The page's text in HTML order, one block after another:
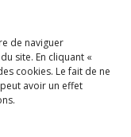
de naviguer
site. En cliquant «
cookies. Le fait de ne
avoir un effet